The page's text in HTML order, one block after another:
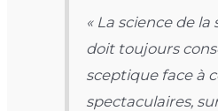
« La science de
doit toujours
sceptique face à
spectaculaires,